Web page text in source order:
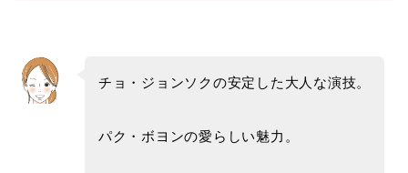
チョ・ジョンソクの安定した大人な演技。
パク・ボヨンの愛らしい魅力。